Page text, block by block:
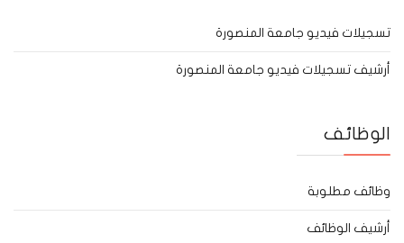
تسجيلات فيديو جامعة المنصورة
أرشيف تسجيلات فيديو جامعة المنصورة
الوظائف
وظائف مطلوبة
أرشيف الوظائف